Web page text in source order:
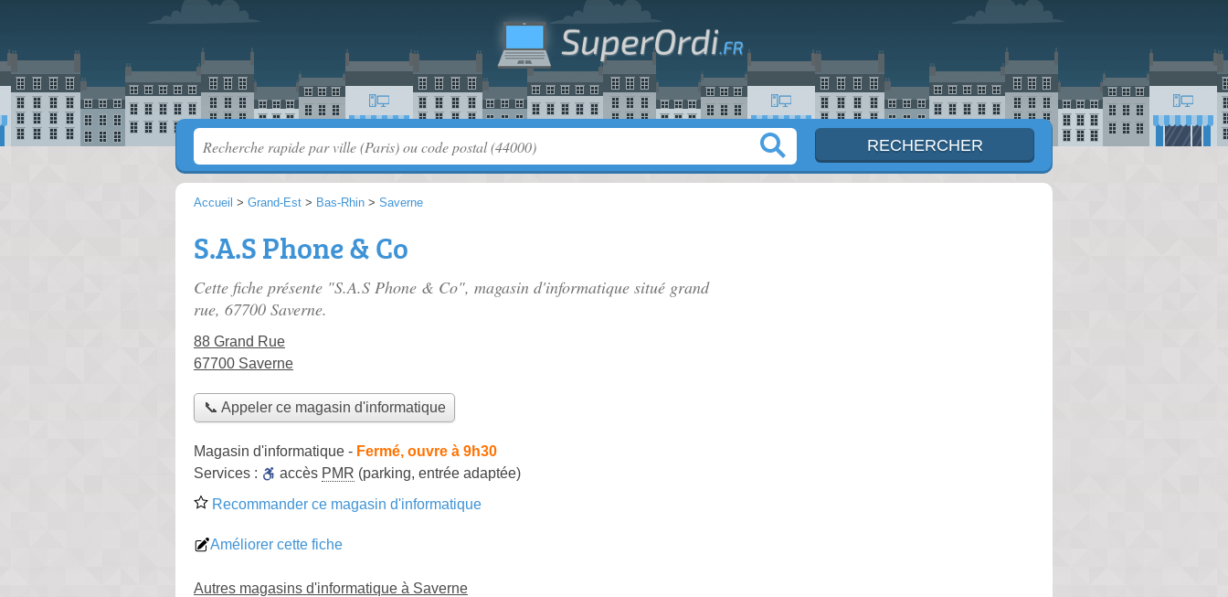
Accueil > Grand-Est > Bas-Rhin > Saverne
S.A.S Phone & Co
Cette fiche présente "S.A.S Phone & Co", magasin d'informatique situé grand
rue, 67700 Saverne.
88 Grand Rue
67700 Saverne
📞 Appeler ce magasin d'informatique
Magasin d'informatique - Fermé, ouvre à 9h30
Services :
accès PMR (parking, entrée adaptée)
Recommander ce magasin d'informatique
Améliorer cette fiche
Autres magasins d'informatique à Saverne